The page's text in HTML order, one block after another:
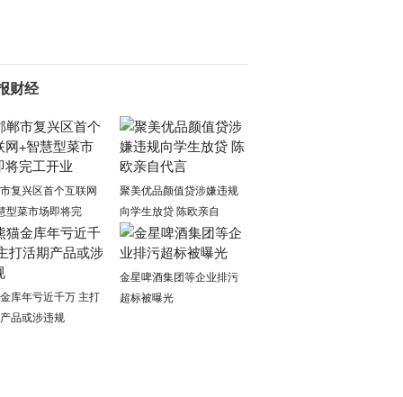
财经
复兴区首个互联网
型菜市场即将完
聚美优品颜值贷涉嫌违规
向学生放贷 陈欧亲自
库年亏近千万 主打
品或涉违规
金星啤酒集团等企业排污
超标被曝光